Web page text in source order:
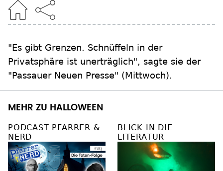
"Es gibt Grenzen. Schnüffeln in der
Privatsphäre ist unerträglich", sagte sie der
"Passauer Neuen Presse" (Mittwoch).
MEHR ZU HALLOWEEN
PODCAST PFARRER &
NERD
BLICK IN DIE
LITERATUR